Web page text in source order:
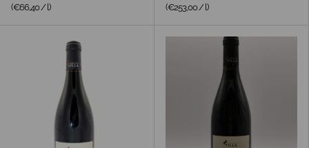
Grundpreis
(€66,40/l) Grundpreis
(€253,00/l)